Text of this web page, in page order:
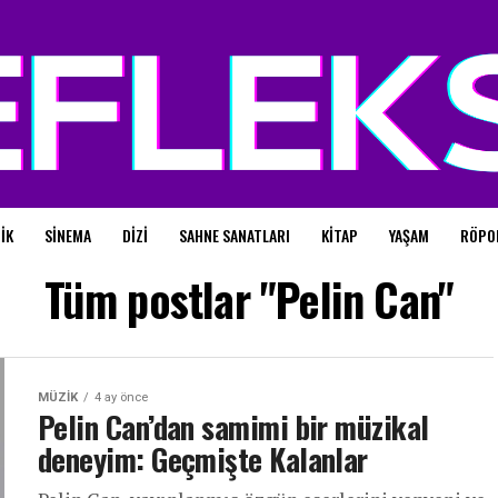
SINEMA DIZI SAHNE SANATLARI KITAP YAŞAM
Tüm postlar "Pelin Can"
MÜZIK 4 ay önce
Pelin Can’dan samimi bir müzikal
deneyim: Geçmişte Kalanlar